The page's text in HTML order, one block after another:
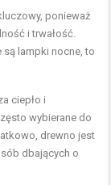
ponieważ
i trwałość.
są lampki nocne, to
ciepło i
wybierane do
drewno jest
dbających o